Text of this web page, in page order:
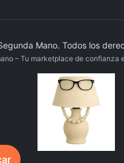
Mano. Todos los
– Tu marketplace de confianza